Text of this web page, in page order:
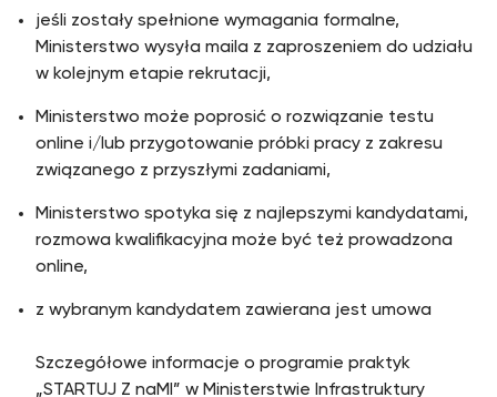
jeśli zostały spełnione wymagania formalne,
Ministerstwo wysyła maila z zaproszeniem do udziału
w kolejnym etapie rekrutacji,
Ministerstwo może poprosić o rozwiązanie testu
online i/lub przygotowanie próbki pracy z zakresu
związanego z przyszłymi zadaniami,
Ministerstwo spotyka się z najlepszymi kandydatami,
rozmowa kwalifikacyjna może być też prowadzona
online,
z wybranym kandydatem zawierana jest umowa
Szczegółowe informacje o programie praktyk
„STARTUJ Z naMI” w Ministerstwie Infrastruktury